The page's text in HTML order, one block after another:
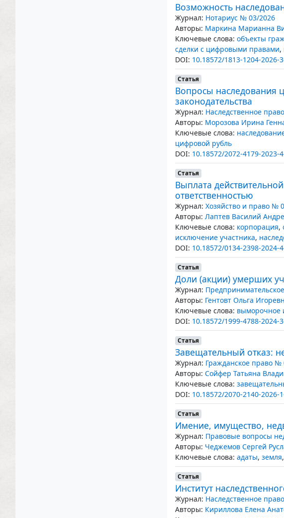
Возможность
Журнал: Нотариус № 03/2026
Авторы: Маркина Марианна
Ключевые слова: объекты
сделки с цифровыми правами,
DOI: 10.18572/1813-1204-2026-
Статья
Вопросы наследования
законодательства
Журнал: Наследственное
Авторы: Морозова Ирина
Ключевые слова:
цифровой рубль
DOI: 10.18572/2072-4179-2023-
Статья
Выплата
ответственностью
Журнал: Хозяйство и право №
Авторы: Лаптев Василий
Ключевые слова: корпорация,
исключение участника,
DOI: 10.18572/0134-2398-2024-
Статья
Доли (акции) умерших
Журнал:
Авторы: Гентовт Ольга
Ключевые слова: выморочное
DOI: 10.18572/1999-4788-2024-
Статья
Завещательный отказ:
Журнал: Гражданское право №
Авторы: Сойфер Татьяна
Ключевые слова:
DOI: 10.18572/2070-2140-2026-
Статья
Имение, имущество,
Журнал: Правовые вопросы
Авторы: Чеджемов Сергей
Ключевые слова: адаты, земля,
Статья
Институт
Журнал: Наследственное
Авторы: Кириллова Елена